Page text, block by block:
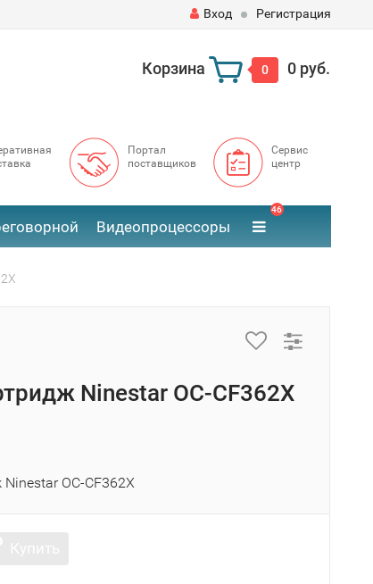
Вход Регистрация
Корзина 0 0 руб.
Портал
поставщиков
Сервис
центр
Видеопроцессоры
46
Ninestar OC-CF362X
OC-CF362X